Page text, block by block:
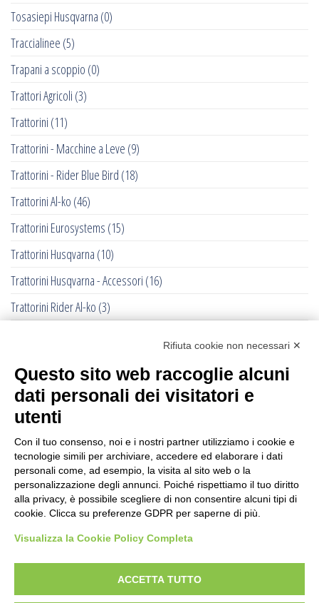
Tosasiepi Husqvarna (0)
Traccialinee (5)
Trapani a scoppio (0)
Trattori Agricoli (3)
Trattorini (11)
Trattorini - Macchine a Leve (9)
Trattorini - Rider Blue Bird (18)
Trattorini Al-ko (46)
Trattorini Eurosystems (15)
Trattorini Husqvarna (10)
Trattorini Husqvarna - Accessori (16)
Trattorini Rider Al-ko (3)
Trattorini Rider Husqvarna - Piatti di taglio
(6)
Trinciasarmenti
Trinciatutto Trattorino(7)
Troncarami manuali (3)
Troncatrici a catena diamanta (0)
Troncatrici Manuali Elettriche(2)
Turbine da neve(0)
Verricelli a scoppio(12)
Rifiuta cookie non necessari ✕
Questo sito web raccoglie alcuni
dati personali dei visitatori e
utenti
Con il tuo consenso, noi e i nostri partner utilizziamo i cookie e
tecnologie simili per archiviare, accedere ed elaborare i dati
personali come, ad esempio, la visita al sito web o la
personalizzazione degli annunci. Poiché rispettiamo il tuo diritto
alla privacy, è possibile scegliere di non consentire alcuni tipi di
cookie. Clicca su preferenze GDPR per saperne di più.
Visualizza la Cookie Policy Completa
ACCETTA TUTTO